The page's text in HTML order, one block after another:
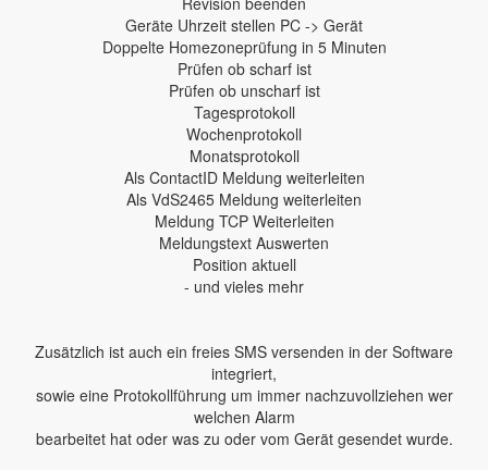
Geräte Uhrzeit stellen PC -> Gerät
Doppelte Homezoneprüfung in 5 Minuten
Prüfen ob scharf ist
Prüfen ob unscharf ist
Tagesprotokoll
Wochenprotokoll
Monatsprotokoll
Als ContactID Meldung weiterleiten
Als VdS2465 Meldung weiterleiten
Meldung TCP Weiterleiten
Meldungstext Auswerten
Position aktuell
- und vieles mehr
Zusätzlich ist auch ein freies SMS versenden in der Software
integriert,
sowie eine Protokollführung um immer nachzuvollziehen wer
welchen Alarm
bearbeitet hat oder was zu oder vom Gerät gesendet wurde.